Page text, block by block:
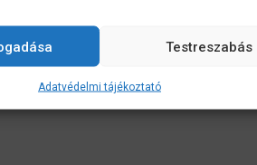
Testreszabás
Adatvédelmi tájékoztató
és mindig ott vacsorázott velünkegyütt,
és bár a teste nem az enyém, tudom,
a főiskolán. Az én városomban.